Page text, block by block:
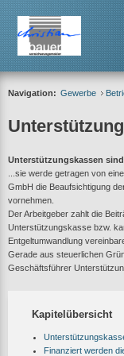
Navigation: Gewerbe
Unterstützungskassen
...sie werde getragen von
GmbH die Beaufsichtigung
vornehmen.
Der Arbeitgeber zahlt die
Unterstützungskasse bzw.
Entgeltumwandlung
Gerade aus steuerlichen
Geschäftsführer
Kapitelübersicht
Finanziert werden